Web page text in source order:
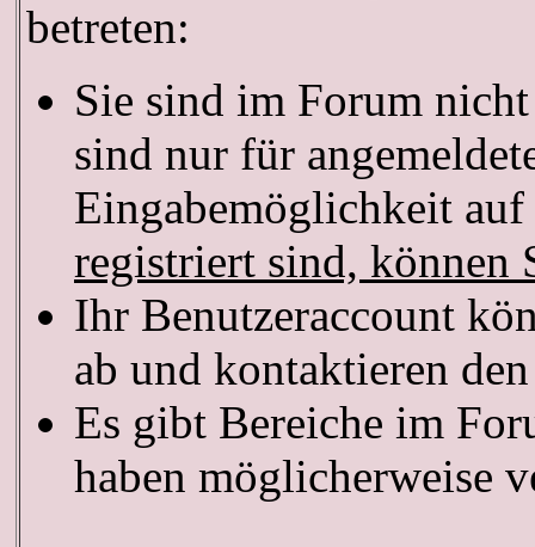
betreten:
Sie sind im Forum
sind nur für
Eingabemöglichkeit
registriert sind, können
Ihr Benutzeraccount
ab und kontaktieren
Es gibt Bereiche im
haben möglicherweise